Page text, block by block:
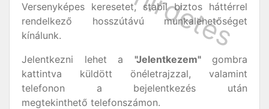
Versenyképes keresetet, stabil biztos háttérrel
rendelkező hosszútávú munkalehetőséget
kínálunk.
Jelentkezni lehet a "Jelentkezem"gombra
kattintva küldött önéletrajzzal, valamint
telefonon a bejelentkezés után
megtekinthető telefonszámon.